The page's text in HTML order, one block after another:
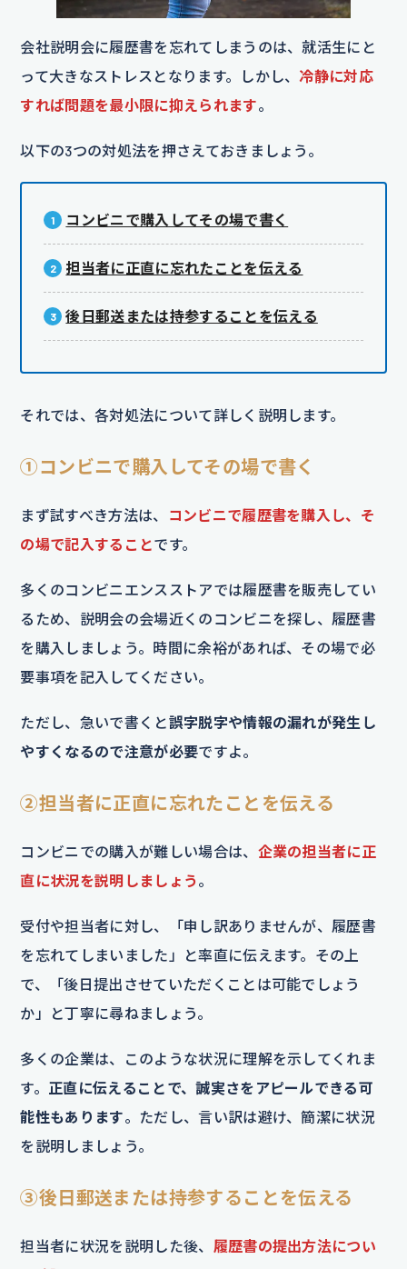
会社説明会に履歴書を忘れてしまうのは、就活生にと
って大きなストレスとなります。しかし、 冷静に対応
すれば問題を最小限に抑えられます。
以下の3つの対処法を押さえておきましょう。
コンビニで購入してその場で書く
担当者に正直に忘れたことを伝える
後日郵送または持参することを伝える
それでは、各対処法について詳しく説明します。
①コンビニで購入してその場で書く
まず試すべき方法は、
コンビニで履歴書を購入し、そ
の場で記入すること です。
多くのコンビニエンスストアでは履歴書を販売してい
るため、説明会の会場近くのコンビニを探し、履歴書
を購入しましょう。時間に余裕があれば、その場で必
要事項を記入してください。
ただし、急いで書くと 誤字脱字や情報の漏れが発生し
やすくなるので注意が必要ですよ。
②担当者に正直に忘れたことを伝える
コンビニでの購入が難しい場合は、 企業の担当者に正
直に状況を説明しましょう 。
受付や担当者に対し、「申し訳ありませんが、履歴書
を忘れてしまいました」と率直に伝えます。その上
で、「後日提出させていただくことは可能でしょう
か」と丁寧に尋ねましょう。
多くの企業は、このような状況に理解を示してくれま
す。 正直に伝えることで、誠実さをアピールできる可
能性もあります。ただし、言い訳は避け、簡潔に状況
を説明しましょう。
③後日郵送または持参することを伝える
担当者に状況を説明した後、 履歴書の提出方法につい